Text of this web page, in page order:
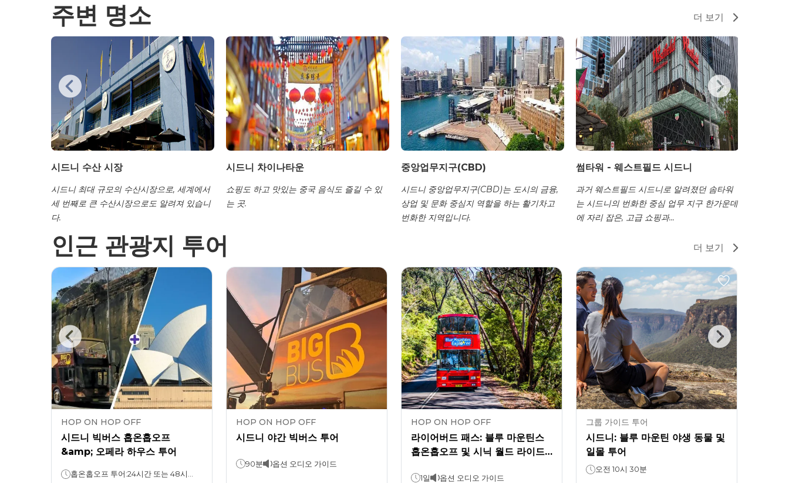
주변 명소 더 보기
시드니 수산 시장
시드니 최대 규모의 수산시장으로, 세계에서
세 번째로 큰 수산시장으로도 알려져 있습니
다.
시드니 차이나타운
쇼핑도 하고 맛있는 중국 음식도 즐길 수 있
는 곳.
중앙업무지구(CBD)
시드니 중앙업무지구(CBD)는 도시의 금융,
상업 및 문화 중심지 역할을 하는 활기차고
번화한 지역입니다.
썸타워 - 웨스트필드 시드니
과거 웨스트필드 시드니로 알려졌던 솜타워
는 시드니의 번화한 중심 업무 지구 한가운데
에 자리 잡은, 고급 쇼핑과...
인근 관광지 투어 더 보기
HOP ON HOP OFF
시드니 빅버스 홉온홉오프
&amp; 오페라 하우스 투어
홉온홉오프 투어:24시간 또는 48시간시드니 오페라 하우스:1시간
HOP ON HOP OFF
시드니 야간 빅버스 투어
90분 옵션 오디오 가이드
HOP ON HOP OFF
라이어버드 패스: 블루 마운틴스
홉온홉오프 및 시닉 월드 라이드
1일 옵션 오디오 가이드
그룹 가이드 투어
시드니: 블루 마운틴 야생 동물 및
일몰 투어
오전 10시 30분